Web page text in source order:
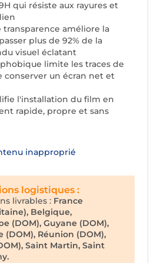
qui résiste aux rayures et
améliore la
plus de 92% de la
visuel éclatant
limite les traces de
un écran net et
l'installation du film en
rapide, propre et sans
inapproprié
logistiques :
livrables : France
Belgique,
(DOM), Guyane (DOM),
(DOM), Réunion (DOM),
Saint Martin, Saint